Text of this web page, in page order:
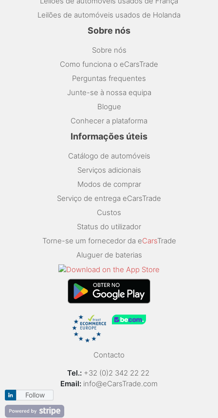
Leilões de automóveis usados de Holanda
Sobre nós
Sobre nós
Como funciona o eCarsTrade
Perguntas frequentes
Junte-se à nossa equipa
Blogue
Conhecer a plataforma
Informações úteis
Catálogo de automóveis
Serviços adicionais
Modos de comprar
Serviço de entrega eCarsTrade
Custos
Status do utilizador
Torne-se um fornecedor da eCarsTrade
Aluguer de baterias
Contacto
Tel.: +32 (0)2 342 22 22
Email: info@eCarsTrade.com
Follow